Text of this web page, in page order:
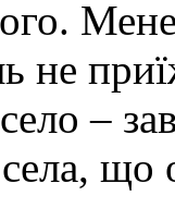
не
село –
села, що